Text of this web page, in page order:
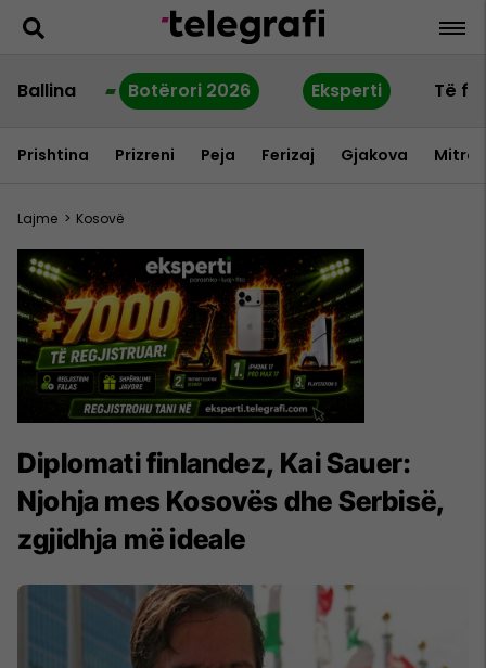
Ballina Botërori 2026 Eksperti Të
Prishtina Prizreni Peja Ferizaj Gjakova
Lajme > Kosovë
Diplomati finlandez, Kai Sauer:
Njohja mes Kosovës dhe Serbisë,
zgjidhja më ideale